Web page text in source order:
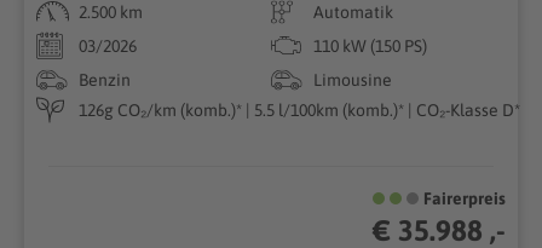
2.500 km
Automatik
03/2026
110 kW (150 PS)
Benzin
Limousine
126g CO₂/km (komb.)* | 5.5 l/100km (komb.)* | CO₂-Klasse D*
Fairerpreis
€ 35.988 ,-